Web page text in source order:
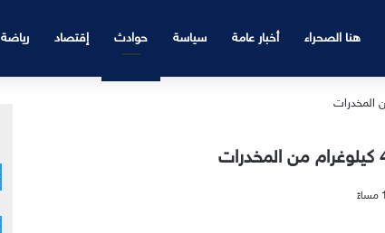
هنا الصحراء أخبار عامة سياسة حوادث إقتصاد رياضة